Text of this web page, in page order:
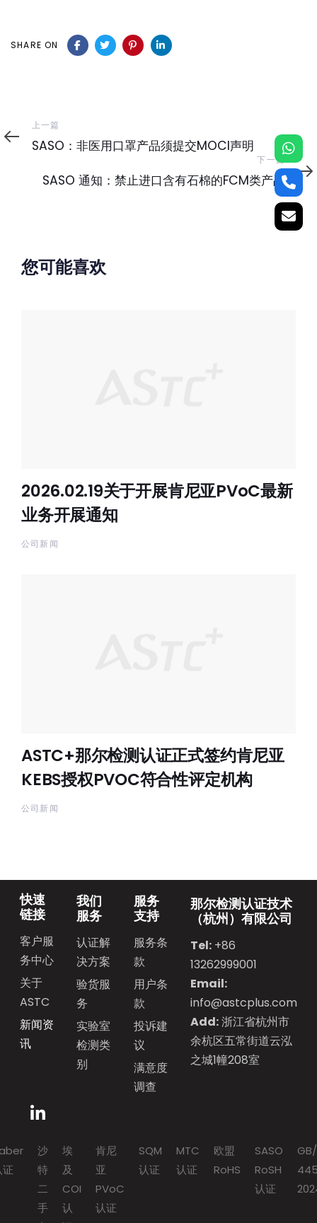
SHARE ON
上
一
篇
上一篇
SASO：非医用口罩产品须提交MOCI声明
一
篇
下一篇
SASO 通知：禁止进口含有石棉的FCM类产品
您可能喜欢
2026.02.19关于开展肯尼亚PVoC最新
业务开展通知
公司新闻
ASTC+那尔检测认证正式签约肯尼亚
KEBS授权PVOC符合性评定机构
公司新闻
快速
链接
客户服
务中心
关于
ASTC
新闻资
讯
我们
服务
认证解
决方案
验货服
务
实验室
检测类
别
服务
支持
服务条
款
用户条
款
投诉建
议
满意度
调查
那尔检测认证技术
（杭州）有限公司
Tel: +86
13262999001
Email:
info@astcplus.com
Add:浙江省杭州市
余杭区五常街道云泓
之城1幢208室
沙
特
二
手
埃
及
COI
认
肯尼
亚
PVoC
认证
SQM
认证
MTC
认证
欧盟
RoHS
SASO
RoSH
认证